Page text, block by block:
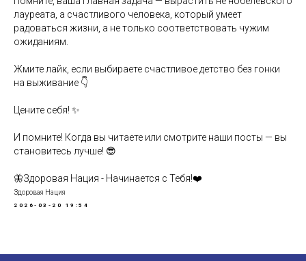
лауреата, а счастливого человека, который умеет
радоваться жизни, а не только соответствовать чужим
ожиданиям.
Жмите лайк, если выбираете счастливое детство без гонки
на выживание 👇
Цените себя! ✨
И помните! Когда вы читаете или смотрите наши посты — вы
становитесь лучше! 😎
🦋Здоровая Нация - Начинается с Тебя!❤️
Здоровая Нация
2026-03-20 19:54